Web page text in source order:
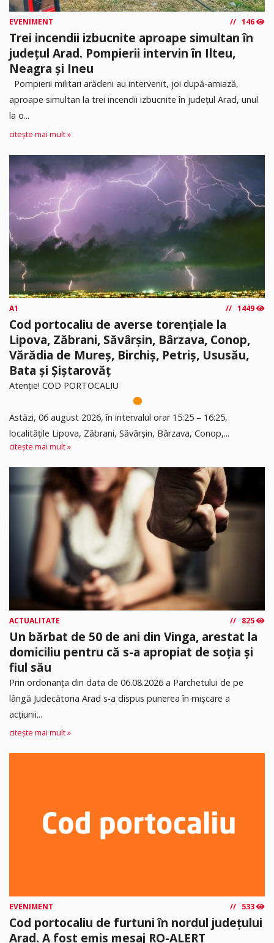
EVENIMENT 146
Trei incendii izbucnite aproape simultan în
județul Arad. Pompierii intervin în Ilteu,
Neagra și Ineu
Pompierii militari arădeni au intervenit, joi după-amiază,
aproape simultan la trei incendii izbucnite în județul Arad, unul
la o...
citește mai mult »
A1 1449
Cod portocaliu de averse torențiale la
Lipova, Zăbrani, Săvârșin, Bârzava, Conop,
Vărădia de Mureș, Birchiș, Petriș, Ususău,
Bata și Șiștarovăț
Atenție! COD PORTOCALIU
Astăzi, 06 august 2026, în intervalul orar 15:25 – 16:25,
localitățile Lipova, Zăbrani, Săvârșin, Bârzava, Conop,...
citește mai mult »
ACTUALITATE 825
Un bărbat de 50 de ani din Vinga, arestat la
domiciliu pentru că s-a apropiat de soția și
fiul său
Prin ordonanța din data de 06.08.2026 a Parchetului de pe
lângă Judecătoria Arad s-a dispus punerea în mişcare a
acţiunii...
citește mai mult »
EVENIMENT 533
Cod portocaliu de furtuni în nordul județului
Arad. A fost emis mesaj RO-ALERT